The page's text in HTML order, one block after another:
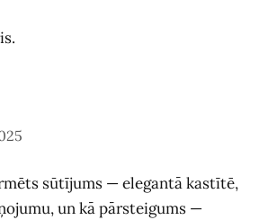
sūtījums — elegantā kastītē,
un kā pārsteigums —